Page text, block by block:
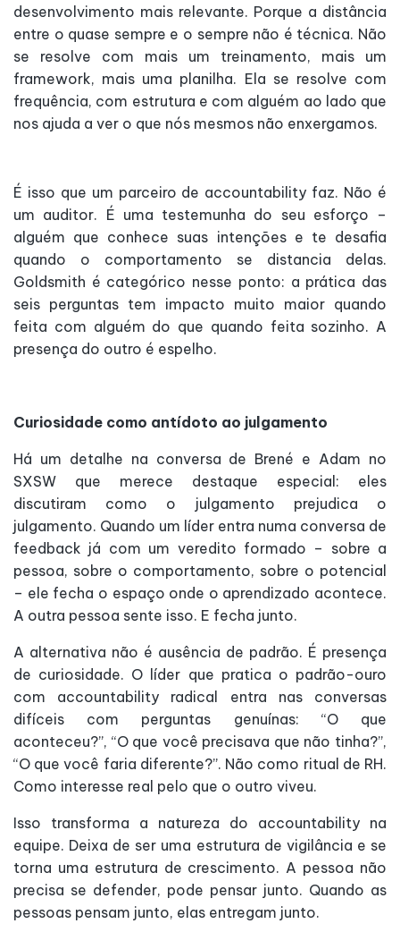
desenvolvimento mais relevante. Porque a distância
entre o quase sempre e o sempre não é técnica. Não
se resolve com mais um treinamento, mais um
framework, mais uma planilha. Ela se resolve com
frequência, com estrutura e com alguém ao lado que
nos ajuda a ver o que nós mesmos não enxergamos.
É isso que um parceiro de accountability faz. Não é
um auditor. É uma testemunha do seu esforço –
alguém que conhece suas intenções e te desafia
quando o comportamento se distancia delas.
Goldsmith é categórico nesse ponto: a prática das
seis perguntas tem impacto muito maior quando
feita com alguém do que quando feita sozinho. A
presença do outro é espelho.
Curiosidade como antídoto ao julgamento
Há um detalhe na conversa de Brené e Adam no
SXSW que merece destaque especial: eles
discutiram como o julgamento prejudica o
julgamento. Quando um líder entra numa conversa de
feedback já com um veredito formado – sobre a
pessoa, sobre o comportamento, sobre o potencial
– ele fecha o espaço onde o aprendizado acontece.
A outra pessoa sente isso. E fecha junto.
A alternativa não é ausência de padrão. É presença
de curiosidade. O líder que pratica o padrão-ouro
com accountability radical entra nas conversas
difíceis com perguntas genuínas: “O que
aconteceu?”, “O que você precisava que não tinha?”,
“O que você faria diferente?”. Não como ritual de RH.
Como interesse real pelo que o outro viveu.
Isso transforma a natureza do accountability na
equipe. Deixa de ser uma estrutura de vigilância e se
torna uma estrutura de crescimento. A pessoa não
precisa se defender, pode pensar junto. Quando as
pessoas pensam junto, elas entregam junto.